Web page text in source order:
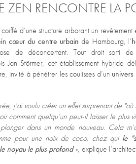
ZEN RENCONTRE LA
coiffé d’une structure arborant un
cœur du centre urbain de Hambourg, l’
de déconcertant. Tout droit sorti de
Jan Störmer, cet établissement hybride
invité à pénétrer les coulisses d’un univers
j’ai voulu créer un effet surprenant de
comment quelqu’un peut-il laisser le plus
dans un monde nouveau. Cela
pour une noix de coco, chez qui le
noyau le plus profond», explique